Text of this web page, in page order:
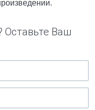
Оставьте Ваш